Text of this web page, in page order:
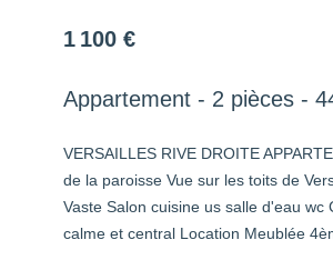
1 100 €
Appartement - 2 pièces -
VERSAILLES RIVE DROITE
de la paroisse Vue sur les toits de
Vaste Salon cuisine us salle d'eau
calme et central Location Meublée